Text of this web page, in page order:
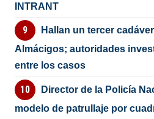
INTRANT
Hallan un tercer
Almácigos; autoridades
entre los casos
Director de la Policía
modelo de patrullaje por